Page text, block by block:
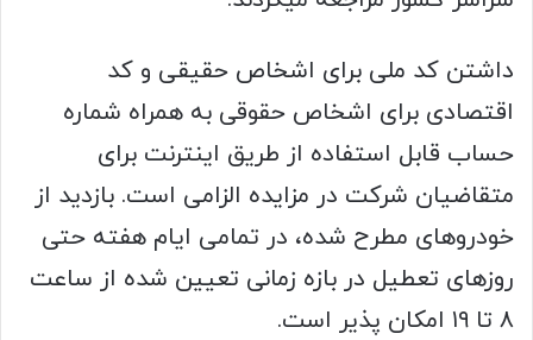
داشتن کد ملی برای اشخاص حقیقی و کد
اقتصادی برای اشخاص حقوقی به همراه شماره
حساب قابل استفاده از طریق اینترنت برای
متقاضیان شرکت در مزایده الزامی است. بازدید از
خودروهای مطرح شده، در تمامی ایام هفته حتی
روزهای تعطیل در بازه زمانی تعیین شده از ساعت
۸ تا ۱۹ امکان پذیر است.